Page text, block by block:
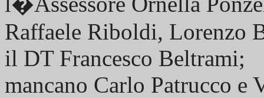
Raffaele Riboldi, Lorenzo
il DT Francesco Beltrami;
mancano Carlo Patrucco e